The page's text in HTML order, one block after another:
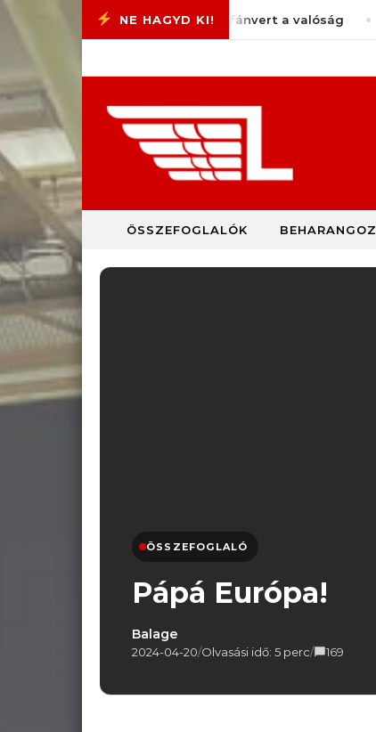
Skip to content
#77 – Megint pofánvert a valóság
ÖSSZEFOGLALÓK
ÖSSZEFOGLALÓ
Pápá Európa!
Balage
2024-04-20/Olvasási idő: 5 perc/ 169